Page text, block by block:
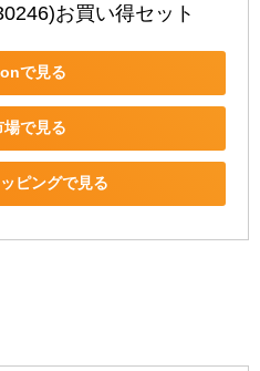
お買い得セット
で見る
場で見る
ピングで見る